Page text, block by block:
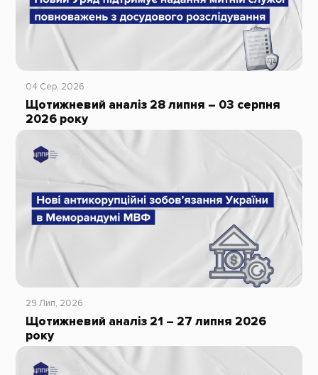
04 Сер, 2026
Щотижневий аналіз 28 липня – 03 серпня
2026 року
29 Лип, 2026
Щотижневий аналіз 21 – 27 липня 2026
року